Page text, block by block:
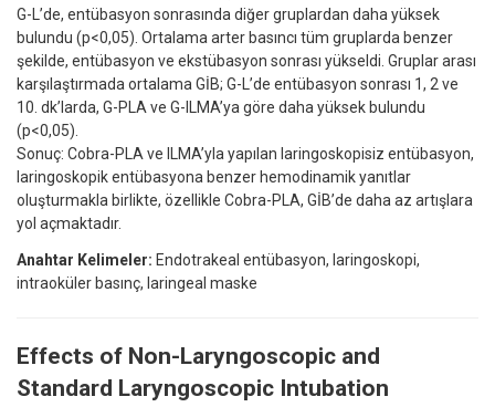
G-L’de, entübasyon sonrasında diğer gruplardan daha yüksek
bulundu (p<0,05). Ortalama arter basıncı tüm gruplarda benzer
şekilde, entübasyon ve ekstübasyon sonrası yükseldi. Gruplar arası
karşılaştırmada ortalama GİB; G-L’de entübasyon sonrası 1, 2 ve
10. dk’larda, G-PLA ve G-ILMA’ya göre daha yüksek bulundu
(p<0,05).
Sonuç: Cobra-PLA ve ILMA’yla yapılan laringoskopisiz entübasyon,
laringoskopik entübasyona benzer hemodinamik yanıtlar
oluşturmakla birlikte, özellikle Cobra-PLA, GİB’de daha az artışlara
yol açmaktadır.
Anahtar Kelimeler: Endotrakeal entübasyon, laringoskopi,
intraoküler basınç, laringeal maske
Effects of Non-Laryngoscopic and
Standard Laryngoscopic Intubation